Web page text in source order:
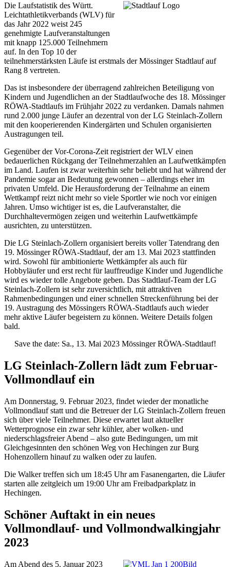
Die Laufstatistik des Württ.
Leichtathletikverbands (WLV) für
das Jahr 2022 weist 245
genehmigte Laufveranstaltungen
mit knapp 125.000 Teilnehmern
auf. In den Top 10 der
teilnehmerstärksten Läufe ist erstmals der Mössinger Stadtlauf auf
Rang 8 vertreten.
Das ist insbesondere der überragend zahlreichen Beteiligung von
Kindern und Jugendlichen an der Stadtlaufwoche des 18. Mössinger
RÖWA-Stadtlaufs im Frühjahr 2022 zu verdanken. Damals nahmen
rund 2.000 junge Läufer an dezentral von der LG Steinlach-Zollern
mit den kooperierenden Kindergärten und Schulen organisierten
Austragungen teil.
Gegenüber der Vor-Corona-Zeit registriert der WLV einen
bedauerlichen Rückgang der Teilnehmerzahlen an Laufwettkämpfen
im Land. Laufen ist zwar weiterhin sehr beliebt und hat während der
Pandemie sogar an Bedeutung gewonnen – allerdings eher im
privaten Umfeld. Die Herausforderung der Teilnahme an einem
Wettkampf reizt nicht mehr so viele Sportler wie noch vor einigen
Jahren. Umso wichtiger ist es, die Laufveranstalter, die
Durchhaltevermögen zeigen und weiterhin Laufwettkämpfe
ausrichten, zu unterstützen.
Die LG Steinlach-Zollern organisiert bereits voller Tatendrang den
19. Mössinger RÖWA-Stadtlauf, der am 13. Mai 2023 stattfinden
wird. Sowohl für ambitionierte Wettkämpfer als auch für
Hobbyläufer und erst recht für lauffreudige Kinder und Jugendliche
wird es wieder tolle Angebote geben. Das Stadtlauf-Team der LG
Steinlach-Zollern ist sehr zuversichtlich, mit attraktiven
Rahmenbedingungen und einer schnellen Streckenführung bei der
19. Austragung des Mössingers RÖWA-Stadtlaufs auch wieder
mehr aktive Läufer begeistern zu können. Weitere Details folgen
bald.
Save the date: Sa., 13. Mai 2023 Mössinger RÖWA-Stadtlauf!
LG Steinlach-Zollern lädt zum Februar-
Vollmondlauf ein
Am Donnerstag, 9. Februar 2023, findet wieder der monatliche
Vollmondlauf statt und die Betreuer der LG Steinlach-Zollern freuen
sich über viele Teilnehmer. Diese erwartet laut aktueller
Wetterprognose ein zwar sehr kühler, aber wolken- und
niederschlagsfreier Abend – also gute Bedingungen, um mit
Gleichgesinnten den schönen Weg von Hechingen zur Burg
Hohenzollern hinauf zu walken oder zu laufen.
Die Walker treffen sich um 18:45 Uhr am Fasanengarten, die Läufer
starten alle zeitgleich um 19:00 Uhr am Freibadparkplatz in
Hechingen.
Schöner Auftakt in ein neues
Vollmondlauf- und Vollmondwalkingjahr
2023
Am Abend des 5. Januar 2023